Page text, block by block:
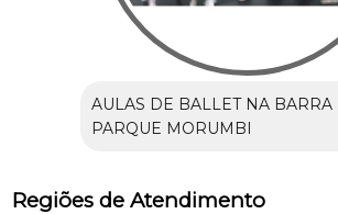
AULAS DE BALLET NA BARRA
PARQUE MORUMBI
Regiões de Atendimento